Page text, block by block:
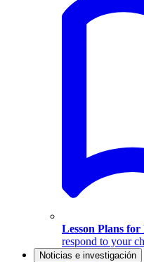
Lesson Plans for
respond to your
Noticias e investigación